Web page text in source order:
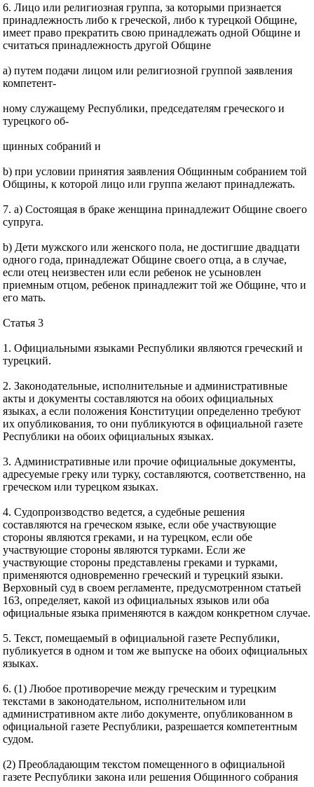
6. Лицо или религиозная группа, за которыми признается
принадлежность либо к греческой, либо к турецкой Общине,
имеет право прекратить свою принадлежать одной Общине и
считаться принадлежность другой Общине
а) путем подачи лицом или религиозной группой заявления
компетент-
ному служащему Республики, председателям греческого и
турецкого об-
щинных собраний и
b) при условии принятия заявления Общинным собранием той
Общины, к которой лицо или группа желают принадлежать.
7. а) Состоящая в браке женщина принадлежит Общине своего
супруга.
b) Дети мужского или женского пола, не достигшие двадцати
одного года, принадлежат Общине своего отца, а в случае,
если отец неизвестен или если ребенок не усыновлен
приемным отцом, ребенок принадлежит той же Общине, что и
его мать.
Статья 3
1. Официальными языками Республики являются греческий и
турецкий.
2. Законодательные, исполнительные и административные
акты и документы составляются на обоих официальных
языках, а если положения Конституции определенно требуют
их опубликования, то они публикуются в официальной газете
Республики на обоих официальных языках.
3. Административные или прочие официальные документы,
адресуемые греку или турку, составляются, соответственно, на
греческом или турецком языках.
4. Судопроизводство ведется, а судебные решения
составляются на греческом языке, если обе участвующие
стороны являются греками, и на турецком, если обе
участвующие стороны являются турками. Если же
участвующие стороны представлены греками и турками,
применяются одновременно греческий и турецкий языки.
Верховный суд в своем регламенте, предусмотренном статьей
163, определяет, какой из официальных языков или оба
официальные языка применяются в каждом конкретном случае.
5. Текст, помещаемый в официальной газете Республики,
публикуется в одном и том же выпуске на обоих официальных
языках.
6. (1) Любое противоречие между греческим и турецким
текстами в законодательном, исполнительном или
административном акте либо документе, опубликованном в
официальной газете Республики, разрешается компетентным
судом.
(2) Преобладающим текстом помещенного в официальной
газете Республики закона или решения Общинного собрания